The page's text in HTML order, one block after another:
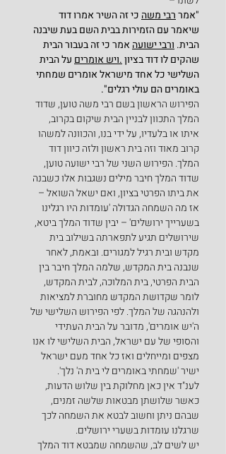
"אמר רבי משה כי זה השיר אמרו דוד
שיאמר עם הזמירות בבית השם בעת שיבנה
הבית. ורבי ישועה אמר כי זה בעבור הבית
שהקים לו דוד בציון .ויש אומרים על הבית
השלישי כל אחד מישראל אומרים שמחתי
באומרים הם עולי רגלים".
הפירוש הראשון בשם רבי משה טוען, שדוד
המלך התכוון לבניין הבית שיקום בקרוב,
איתו או בלעדיו, על ידי בנו, והכוונה למשהו
קרוב מאוד וזה בית ראשון ולזה כיוון דוד
המלך. הפירוש השני של רבי ישועה טוען,
שדוד המלך חיבר מילים נשגבות אלו כשבנה
את ביתו הפרטי בציון, ואם ישאל השואל –
אז מה השמחה הגדולה 'עומדות היו רגלינו
בשערייך ירושלים' – יבין שדוד המלך ביטא,
שירושלים תגיע לתפארתה בשילוב בית
מקדש ובית רגיל למגורים. ובאמת, לאחר
שנבנה בית המקדש, שלמה המלך חיבר בין
הבית הפרטי, בית המלוכה, לבית המקדש,
לומר שקדושת המקדש מחוברת למציאות
ולהנהגה של המלך. לפי הפירוש השלישי של
ה'יש אומרים', מדובר על הבית העתידי
והסופי של עם ישראל, הבית השלישי לו אנו
מצפים ומייחלים ואז כל אחד מעם ישראל
ישיר 'שמחתי באומרים לי בית ה' נלך'.
לענ"ד אין כאן מחלוקת בין שלוש הדעות,
כאשר שלושתן מבטאות שלשה זמנים,
שבהם ניתן וחשוב לבטא את השמחה לכך
שרגלנו עומדות בשערי ירושלים.
יש לשים לב, שהשמחה שמבטא דוד המלך